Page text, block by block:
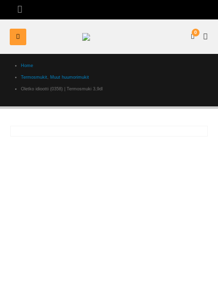
0
Home
Termosmukit, Muut huumorimukit
Oletko idiootti (0358) | Termosmuki 3,9dl